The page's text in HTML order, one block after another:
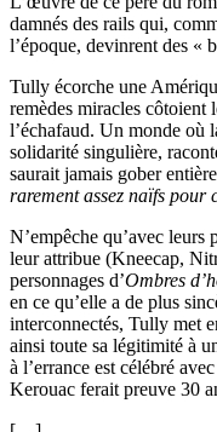
damnés des rails qui,
l’époque, devinrent des «
Tully écorche une
remèdes miracles côtoient
l’échafaud. Un monde où
solidarité singulière,
saurait jamais gober
rarement assez naïfs pour
N’empêche qu’avec leurs
leur attribue (Kneecap,
personnages d’Ombres
en ce qu’elle a de plus
interconnectés, Tully met
ainsi toute sa légitimité à
à l’errance est célébré
Kerouac ferait preuve 30